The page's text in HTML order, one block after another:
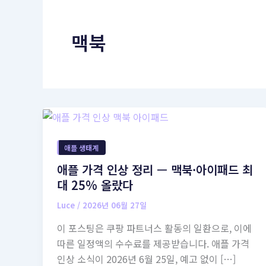
맥북
애플 생태계
애플 가격 인상 정리 — 맥북·아이패드 최
대 25% 올랐다
Luce / 2026년 06월 27일
이 포스팅은 쿠팡 파트너스 활동의 일환으로, 이에
따른 일정액의 수수료를 제공받습니다. 애플 가격
인상 소식이 2026년 6월 25일, 예고 없이 […]